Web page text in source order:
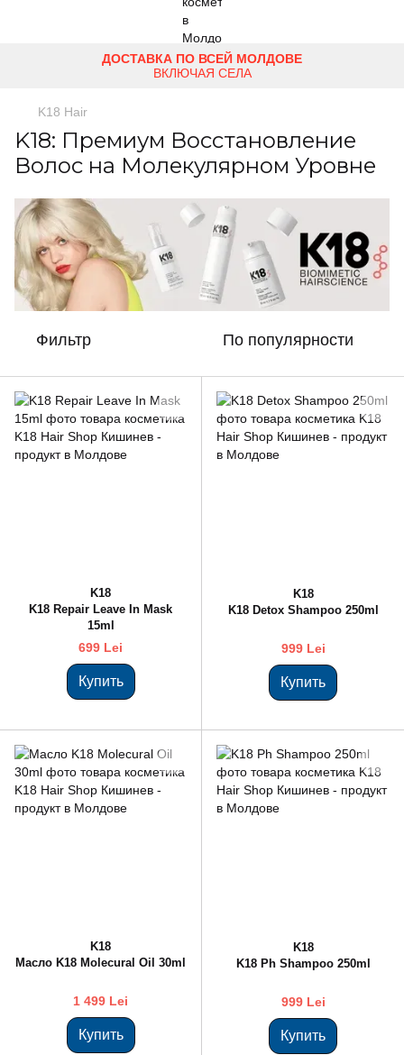
ДОСТАВКА ПО ВСЕЙ МОЛДОВЕ
ВКЛЮЧАЯ СЕЛА
K18 Hair
K18: Премиум Восстановление
Волос на Молекулярном Уровне
Фильтр По популярности
K18
K18 Repair Leave In Mask
15ml
699 Lei
Купить
K18
K18 Detox Shampoo 250ml
999 Lei
Купить
K18
Масло K18 Molecural Oil 30ml
1 499 Lei
Купить
K18
K18 Ph Shampoo 250ml
999 Lei
Купить